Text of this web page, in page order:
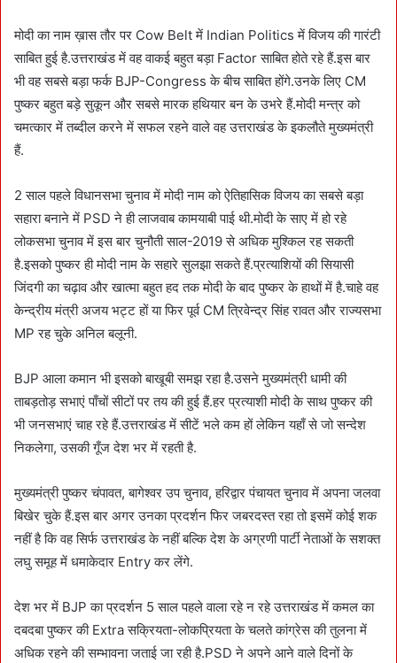
मोदी का नाम ख़ास तौर पर Cow Belt में Indian Politics में विजय की गारंटी
साबित हुई है.उत्तराखंड में वह वाकई बहुत बड़ा Factor साबित होते रहे हैं.इस बार
भी वह सबसे बड़ा फर्क BJP-Congress के बीच साबित होंगे.उनके लिए CM
पुष्कर बहुत बड़े सुकून और सबसे मारक हथियार बन के उभरे हैं.मोदी मन्त्र को
चमत्कार में तब्दील करने में सफल रहने वाले वह उत्तराखंड के इकलौते मुख्यमंत्री
हैं.
2 साल पहले विधानसभा चुनाव में मोदी नाम को ऐतिहासिक विजय का सबसे बड़ा
सहारा बनाने में PSD ने ही लाजवाब कामयाबी पाई थी.मोदी के साए में हो रहे
लोकसभा चुनाव में इस बार चुनौती साल-2019 से अधिक मुश्किल रह सकती
है.इसको पुष्कर ही मोदी नाम के सहारे सुलझा सकते हैं.प्रत्याशियों की सियासी
जिंदगी का चढ़ाव और खात्मा बहुत हद तक मोदी के बाद पुष्कर के हाथों में है.चाहे वह
केन्द्रीय मंत्री अजय भट्ट हों या फिर पूर्व CM त्रिवेन्द्र सिंह रावत और राज्यसभा
MP रह चुके अनिल बलूनी.
BJP आला कमान भी इसको बाखूबी समझ रहा है.उसने मुख्यमंत्री धामी की
ताबड़तोड़ सभाएं पाँचों सीटों पर तय की हुई हैं.हर प्रत्याशी मोदी के साथ पुष्कर की
भी जनसभाएं चाह रहे हैं.उत्तराखंड में सीटें भले कम हों लेकिन यहाँ से जो सन्देश
निकलेगा, उसकी गूँज देश भर में रहती है.
मुख्यमंत्री पुष्कर चंपावत, बागेश्वर उप चुनाव, हरिद्वार पंचायत चुनाव में अपना जलवा
बिखेर चुके हैं.इस बार अगर उनका प्रदर्शन फिर जबरदस्त रहा तो इसमें कोई शक
नहीं है कि वह सिर्फ उत्तराखंड के नहीं बल्कि देश के अग्रणी पार्टी नेताओं के सशक्त
लघु समूह में धमाकेदार Entry कर लेंगे.
देश भर में BJP का प्रदर्शन 5 साल पहले वाला रहे न रहे उत्तराखंड में कमल का
दबदबा पुष्कर की Extra सक्रियता-लोकप्रियता के चलते कांग्रेस की तुलना में
अधिक रहने की सम्भावना जताई जा रही है.PSD ने अपने आने वाले दिनों के